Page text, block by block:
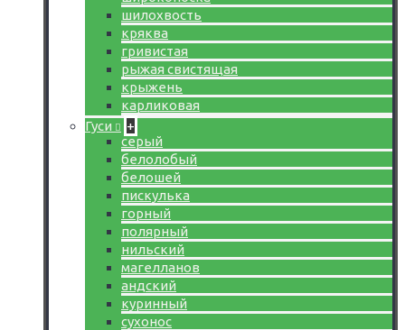
шилохвость
кряква
гривистая
рыжая свистящая
крыжень
карликовая
Гуси
+
серый
белолобый
белошей
пискулька
горный
полярный
нильский
магелланов
андский
куринный
сухонос